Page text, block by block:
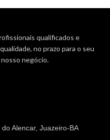
qualificados e
no prazo para o seu
negócio.
Alencar, Juazeiro-BA